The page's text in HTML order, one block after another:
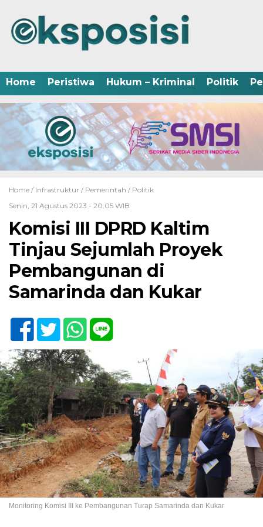
Home Peristiwa Hukum – Kriminal Politik
Home / Infrastruktur / Pemerintah / Politik
Senin, 21 Agustus 2023 - 20:05 WIB
Komisi III DPRD Kaltim
Tinjau Sejumlah Proyek
Pembangunan di
Samarinda dan Kukar
Monitoring Komisi III ke Pembangunan Turap Samarinda dan Kukar